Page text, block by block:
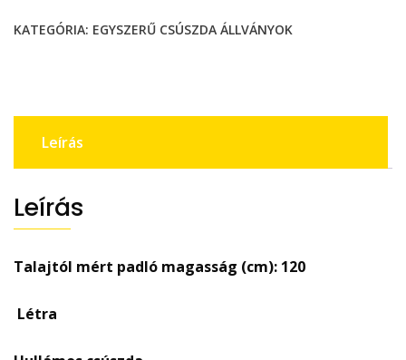
mennyiség
KATEGÓRIA: EGYSZERŰ CSÚSZDA ÁLLVÁNYOK
Leírás
Leírás
Talajtól mért padló magasság (cm): 120
Létra